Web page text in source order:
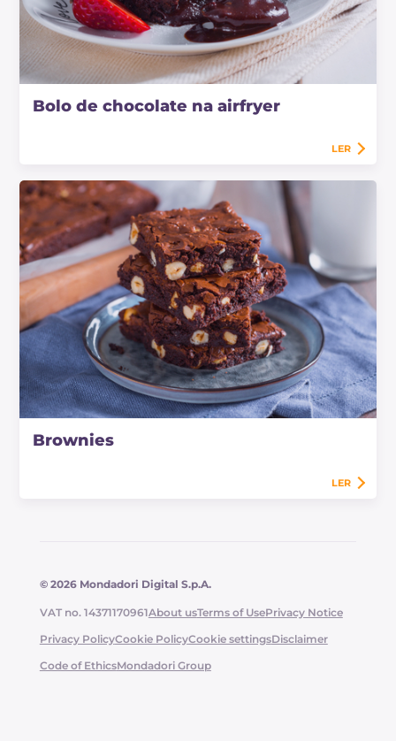
Bolo de chocolate na airfryer
LER
Brownies
LER
© 2026 Mondadori Digital S.p.A.
VAT no. 14371170961About usTerms of UsePrivacy Notice
Privacy PolicyCookie PolicyCookie settingsDisclaimer
Code of EthicsMondadori Group